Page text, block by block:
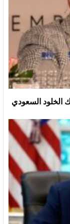
الخلود السعودي